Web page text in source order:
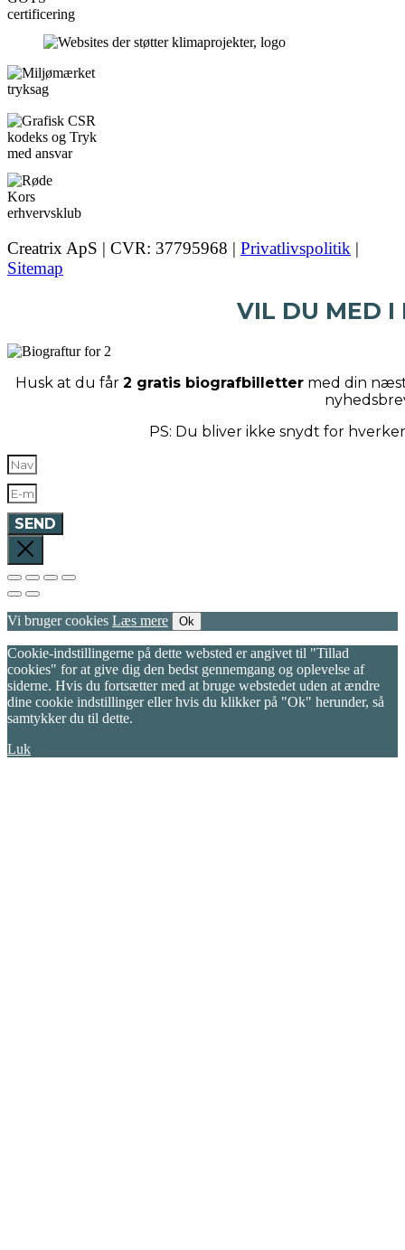
Creatrix ApS | CVR: 37795968 | Privatlivspolitik |
Sitemap
VIL DU MED I
Husk at du får 2 gratis biografbillettermed din
PS: Du bliver ikke snydt for
SEND
Vi bruger cookies Læs mere Ok
Cookie-indstillingerne på dette websted er angivet til "Tillad
cookies" for at give dig den bedst gennemgang og oplevelse af
siderne. Hvis du fortsætter med at bruge webstedet uden at ændre
dine cookie indstillinger eller hvis du klikker på "Ok" herunder, så
samtykker du til dette.
Luk